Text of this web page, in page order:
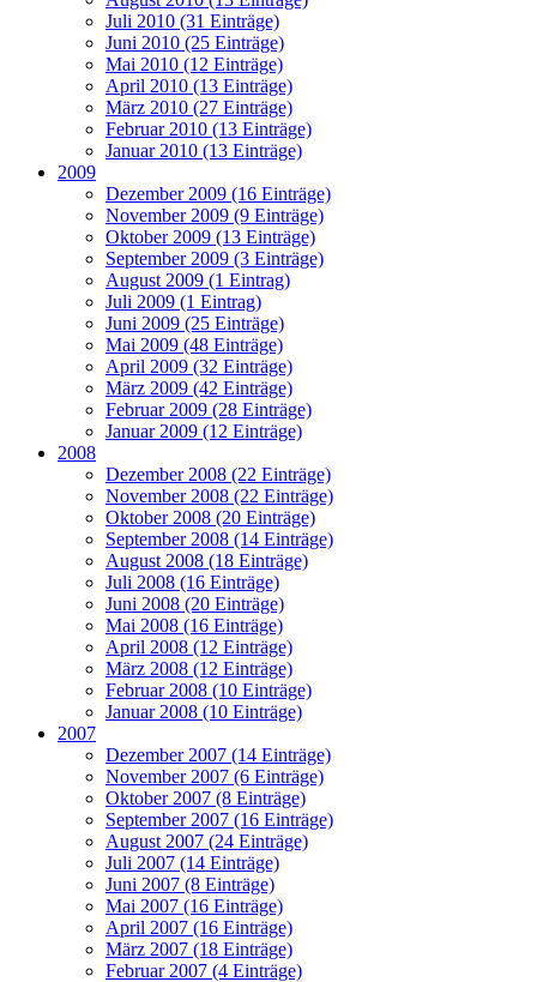
Juli 2010 (31 Einträge)
Juni 2010 (25 Einträge)
Mai 2010 (12 Einträge)
April 2010 (13 Einträge)
März 2010 (27 Einträge)
Februar 2010 (13 Einträge)
Januar 2010 (13 Einträge)
2009
Dezember 2009 (16 Einträge)
November 2009 (9 Einträge)
Oktober 2009 (13 Einträge)
September 2009 (3 Einträge)
August 2009 (1 Eintrag)
Juli 2009 (1 Eintrag)
Juni 2009 (25 Einträge)
Mai 2009 (48 Einträge)
April 2009 (32 Einträge)
März 2009 (42 Einträge)
Februar 2009 (28 Einträge)
Januar 2009 (12 Einträge)
2008
Dezember 2008 (22 Einträge)
November 2008 (22 Einträge)
Oktober 2008 (20 Einträge)
September 2008 (14 Einträge)
August 2008 (18 Einträge)
Juli 2008 (16 Einträge)
Juni 2008 (20 Einträge)
Mai 2008 (16 Einträge)
April 2008 (12 Einträge)
März 2008 (12 Einträge)
Februar 2008 (10 Einträge)
Januar 2008 (10 Einträge)
2007
Dezember 2007 (14 Einträge)
November 2007 (6 Einträge)
Oktober 2007 (8 Einträge)
September 2007 (16 Einträge)
August 2007 (24 Einträge)
Juli 2007 (14 Einträge)
Juni 2007 (8 Einträge)
Mai 2007 (16 Einträge)
April 2007 (16 Einträge)
März 2007 (18 Einträge)
Februar 2007 (4 Einträge)